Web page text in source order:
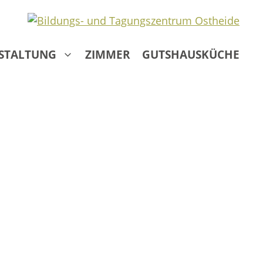
ZIMMER GUTSHAUSKÜCHE